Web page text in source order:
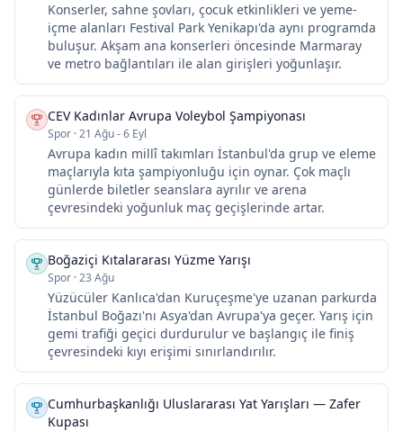
Konserler, sahne şovları, çocuk etkinlikleri ve yeme-
içme alanları Festival Park Yenikapı'da aynı programda
buluşur. Akşam ana konserleri öncesinde Marmaray
ve metro bağlantıları ile alan girişleri yoğunlaşır.
CEV Kadınlar Avrupa Voleybol Şampiyonası
Spor ·21 Ağu - 6 Eyl
Avrupa kadın millî takımları İstanbul'da grup ve eleme
maçlarıyla kıta şampiyonluğu için oynar. Çok maçlı
günlerde biletler seanslara ayrılır ve arena
çevresindeki yoğunluk maç geçişlerinde artar.
Boğaziçi Kıtalararası Yüzme Yarışı
Spor ·23 Ağu
Yüzücüler Kanlıca'dan Kuruçeşme'ye uzanan parkurda
İstanbul Boğazı'nı Asya'dan Avrupa'ya geçer. Yarış için
gemi trafiği geçici durdurulur ve başlangıç ile finiş
çevresindeki kıyı erişimi sınırlandırılır.
Cumhurbaşkanlığı Uluslararası Yat Yarışları — Zafer
Kupası